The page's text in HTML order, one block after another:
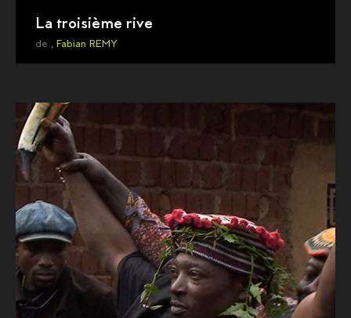
La troisième rive
de , Fabian REMY